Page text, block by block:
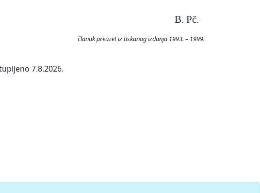
B. Pč.
članak preuzet iz tiskanog izdanja 1993. – 1999.
7.8.2026.